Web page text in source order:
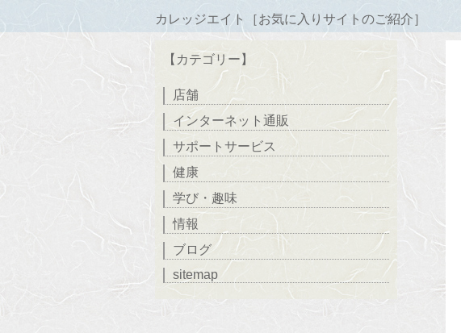
カレッジエイト［お気に入りサイトのご紹介］
【カテゴリー】
店舗
インターネット通販
サポートサービス
健康
学び・趣味
情報
ブログ
sitemap